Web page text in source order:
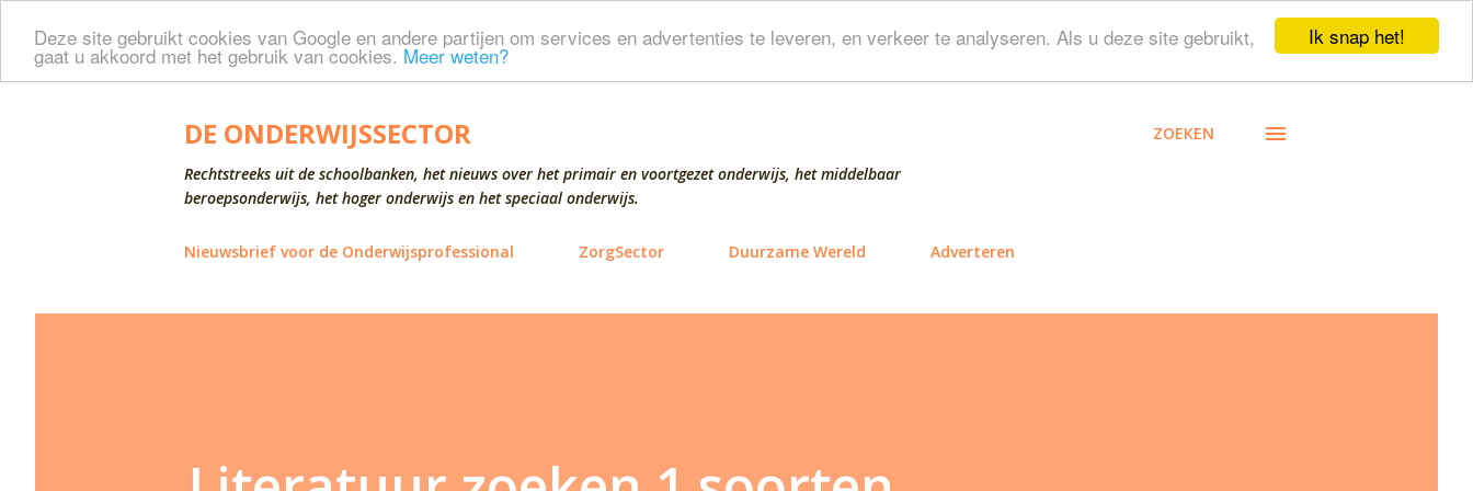
Ik snap het!
Deze site gebruikt cookies van Google en andere partijen om services en advertenties te leveren, en verkeer te analyseren. Als u deze site gebruikt,
gaat u akkoord met het gebruik van cookies. Meer weten?
Doorgaan naar hoofdcontent
DE ONDERWIJSSECTOR
Rechtstreeks uit de schoolbanken, het nieuws over het primair en voortgezet onderwijs, het middelbaar
beroepsonderwijs, het hoger onderwijs en het speciaal onderwijs.
ZOEKEN
Nieuwsbrief voor de Onderwijsprofessional ZorgSector Duurzame Wereld Adverteren